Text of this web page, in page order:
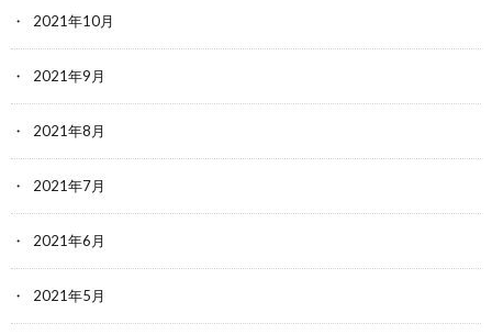
2021年10月
2021年9月
2021年8月
2021年7月
2021年6月
2021年5月